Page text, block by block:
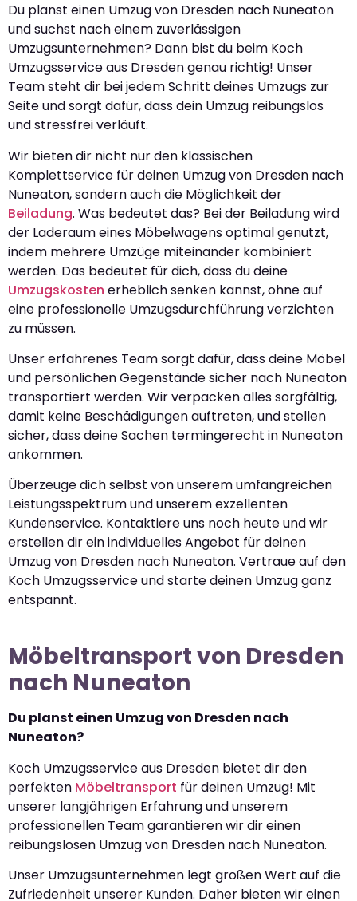
Du planst einen Umzug von Dresden nach Nuneaton
und suchst nach einem zuverlässigen
Umzugsunternehmen? Dann bist du beim Koch
Umzugsservice aus Dresden genau richtig! Unser
Team steht dir bei jedem Schritt deines Umzugs zur
Seite und sorgt dafür, dass dein Umzug reibungslos
und stressfrei verläuft.
Wir bieten dir nicht nur den klassischen
Komplettservice für deinen Umzug von Dresden nach
Nuneaton, sondern auch die Möglichkeit der
Beiladung. Was bedeutet das? Bei der Beiladung wird
der Laderaum eines Möbelwagens optimal genutzt,
indem mehrere Umzüge miteinander kombiniert
werden. Das bedeutet für dich, dass du deine
Umzugskosten erheblich senken kannst, ohne auf
eine professionelle Umzugsdurchführung verzichten
zu müssen.
Unser erfahrenes Team sorgt dafür, dass deine Möbel
und persönlichen Gegenstände sicher nach Nuneaton
transportiert werden. Wir verpacken alles sorgfältig,
damit keine Beschädigungen auftreten, und stellen
sicher, dass deine Sachen termingerecht in Nuneaton
ankommen.
Überzeuge dich selbst von unserem umfangreichen
Leistungsspektrum und unserem exzellenten
Kundenservice. Kontaktiere uns noch heute und wir
erstellen dir ein individuelles Angebot für deinen
Umzug von Dresden nach Nuneaton. Vertraue auf den
Koch Umzugsservice und starte deinen Umzug ganz
entspannt.
Möbeltransport von Dresden
nach Nuneaton
Du planst einen Umzug von Dresden nach
Nuneaton?
Koch Umzugsservice aus Dresden bietet dir den
perfekten Möbeltransport für deinen Umzug! Mit
unserer langjährigen Erfahrung und unserem
professionellen Team garantieren wir dir einen
reibungslosen Umzug von Dresden nach Nuneaton.
Unser Umzugsunternehmen legt großen Wert auf die
Zufriedenheit unserer Kunden. Daher bieten wir einen